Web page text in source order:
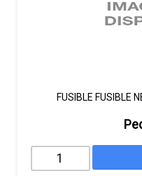
FUSIBLE FUSIBLE